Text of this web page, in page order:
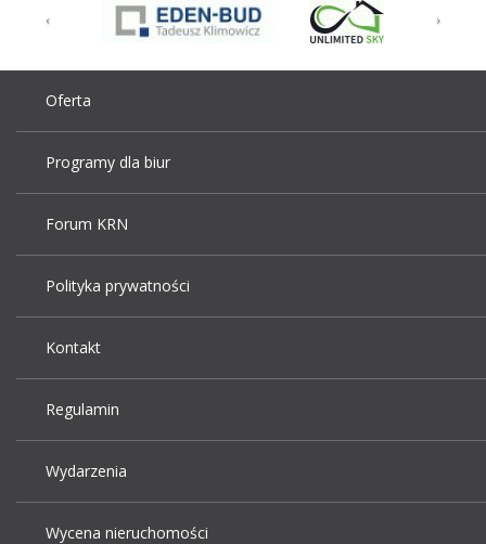
Oferta
Programy dla biur
Forum KRN
Polityka prywatności
Kontakt
Regulamin
Wydarzenia
Wycena nieruchomości